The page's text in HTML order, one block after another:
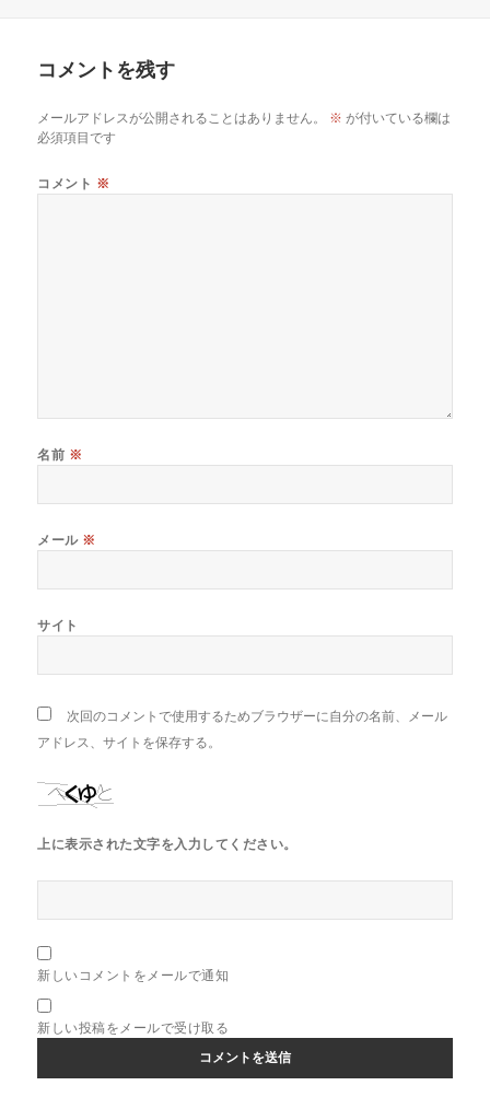
コメントを残す
メールアドレスが公開されることはありません。 ※ が付いている欄は
必須項目です
コメント ※
名前 ※
メール ※
サイト
次回のコメントで使用するためブラウザーに自分の名前、メール
アドレス、サイトを保存する。
上に表示された文字を入力してください。
新しいコメントをメールで通知
新しい投稿をメールで受け取る